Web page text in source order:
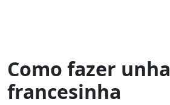
Como fazer unha
francesinha